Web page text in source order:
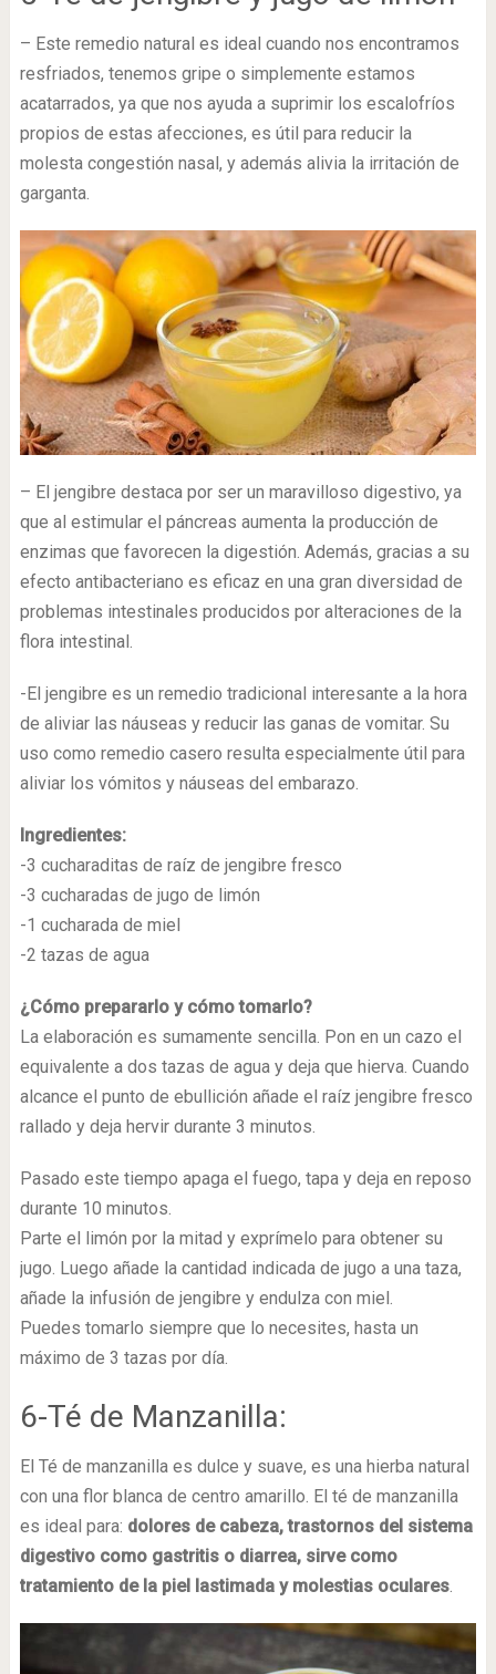
– Este remedio natural es ideal cuando nos encontramos
resfriados, tenemos gripe o simplemente estamos
acatarrados, ya que nos ayuda a suprimir los escalofríos
propios de estas afecciones, es útil para reducir la
molesta congestión nasal, y además alivia la irritación de
garganta.
– El jengibre destaca por ser un maravilloso digestivo, ya
que al estimular el páncreas aumenta la producción de
enzimas que favorecen la digestión. Además, gracias a su
efecto antibacteriano es eficaz en una gran diversidad de
problemas intestinales producidos por alteraciones de la
flora intestinal.
-El jengibre es un remedio tradicional interesante a la hora
de aliviar las náuseas y reducir las ganas de vomitar. Su
uso como remedio casero resulta especialmente útil para
aliviar los vómitos y náuseas del embarazo.
Ingredientes:
-3 cucharaditas de raíz de jengibre fresco
-3 cucharadas de jugo de limón
-1 cucharada de miel
-2 tazas de agua
¿Cómo prepararlo y cómo tomarlo?
La elaboración es sumamente sencilla. Pon en un cazo el
equivalente a dos tazas de agua y deja que hierva. Cuando
alcance el punto de ebullición añade el raíz jengibre fresco
rallado y deja hervir durante 3 minutos.
Pasado este tiempo apaga el fuego, tapa y deja en reposo
durante 10 minutos.
Parte el limón por la mitad y exprímelo para obtener su
jugo. Luego añade la cantidad indicada de jugo a una taza,
añade la infusión de jengibre y endulza con miel.
Puedes tomarlo siempre que lo necesites, hasta un
máximo de 3 tazas por día.
6-Té de Manzanilla:
El Té de manzanilla es dulce y suave, es una hierba natural
con una flor blanca de centro amarillo. El té de manzanilla
es ideal para: dolores de cabeza, trastornos del sistema
digestivo como gastritis o diarrea, sirve como
tratamiento de la piel lastimada y molestias oculares.